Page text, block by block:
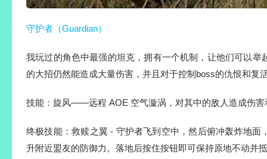
守护者（Guardian）
我玩过的角色中最强的坦克，拥有一个机制，让他们可以举
的大招仍然能造成大量伤害，并且对于控制boss的仇恨和复
技能：旋风——远程 AOE 空气漩涡，对其中的敌人造成伤害
终极技能：救赎之翼 - 守护者飞到空中，然后俯冲轰炸地面
升附近盟友的防御力。落地后按住按钮即可保持原地不动并